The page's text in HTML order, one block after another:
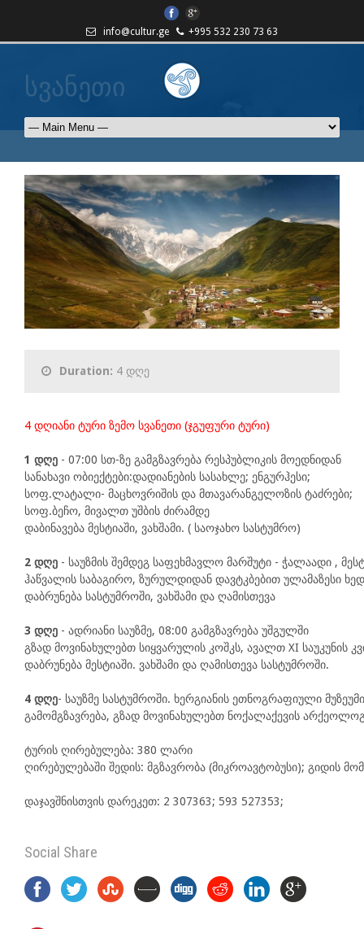
info@cultur.ge +995 532 230 73 63
სვანეთი
Duration: 4 დღე
1 დღე - 07:00 სთ-ზე გამგზავრება რესპუბლიკის მოედნიდან
სანახავი ობიექტები:დადიანების სასახლე; ენგურჰესი;
სოფ.ლატალი- მაცხოვრიშის და მთავარანგელოზის ტაძრები;
სოფ.ბეჩო, მივალთ უშბის ძირამდე
დაბინავება მესტიაში, ვახშამი. ( საოჯახო სასტუმრო)
2 დღე - საუზმის შემდეგ საფეხმავლო მარშუტი - ჭალაადი ,
ჰაწვალის საბაგირო, ზურულდიდან დავტკბებით ულამაზესი
3 დღე - ადრიანი საუზმე, 08:00 გამგზავრება უშგულში
გზად მოვინახულებთ სიყვარულის კოშკს, ავალთ XI
დაბრუნება მესტიაში. ვახშამი და ღამისთევა სასტუმროში.
4 დღე- საუზმე სასტუმროში. ხერგიანის ეთნოგრაფიული
გამომგზავრება, გზად მოვინახულებთ ნოქალაქევის
ტურის ღირებულება: 380 ლარი
ღირებულებაში შედის: მგზავრობა (მიკროავტობუსი); გიდის
დაჯავშნისთვის დარეკეთ: 2 307363; 593 527353;
Social Share